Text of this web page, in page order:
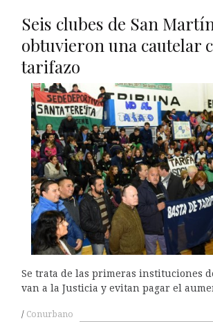
Seis clubes de San
obtuvieron una cautelar
tarifazo
Se trata de las primeras instituciones
van a la Justicia y evitan pagar el
Conurbano